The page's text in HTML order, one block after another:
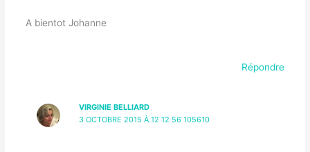
A bientot Johanne
Répondre
VIRGINIE BELLIARD
3 OCTOBRE 2015 À 12 12 56 105610